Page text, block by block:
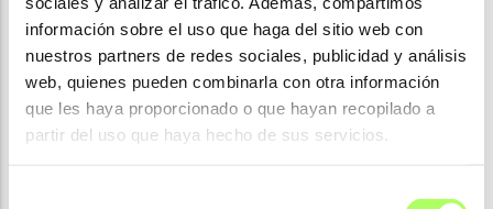
información sobre el uso que haga del sitio web con
nuestros partners de redes sociales, publicidad y análisis
web, quienes pueden combinarla con otra información
que les haya proporcionado o que hayan recopilado a
partir del uso que haya hecho de sus servicios.
Hormigón